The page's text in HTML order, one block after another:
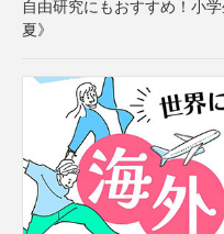
自由研究にもおすすめ！小
夏》